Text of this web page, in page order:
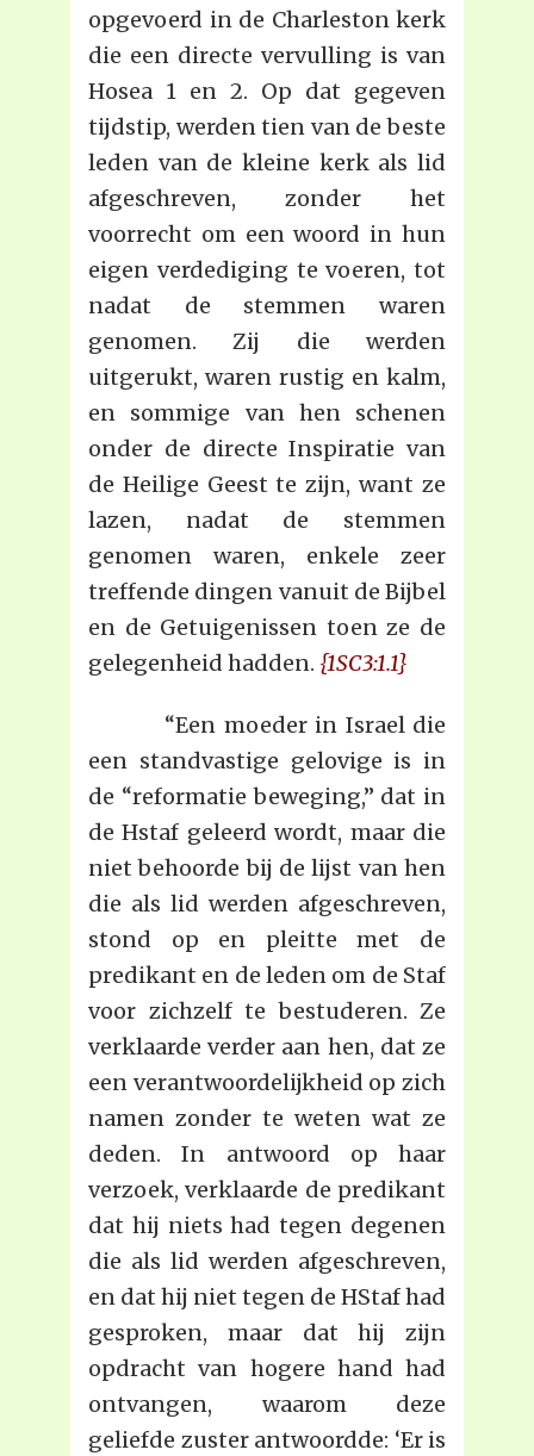
opgevoerd in de Charleston kerk
die een directe vervulling is van
Hosea 1 en 2. Op dat gegeven
tijdstip, werden tien van de beste
leden van de kleine kerk als lid
afgeschreven, zonder het
voorrecht om een woord in hun
eigen verdediging te voeren, tot
nadat de stemmen waren
genomen. Zij die werden
uitgerukt, waren rustig en kalm,
en sommige van hen schenen
onder de directe Inspiratie van
de Heilige Geest te zijn, want ze
lazen, nadat de stemmen
genomen waren, enkele zeer
treffende dingen vanuit de Bijbel
en de Getuigenissen toen ze de
gelegenheid hadden. {1SC3:1.1}
“Een moeder in Israel die
een standvastige gelovige is in
de “reformatie beweging,” dat in
de Hstaf geleerd wordt, maar die
niet behoorde bij de lijst van hen
die als lid werden afgeschreven,
stond op en pleitte met de
predikant en de leden om de Staf
voor zichzelf te bestuderen. Ze
verklaarde verder aan hen, dat ze
een verantwoordelijkheid op zich
namen zonder te weten wat ze
deden. In antwoord op haar
verzoek, verklaarde de predikant
dat hij niets had tegen degenen
die als lid werden afgeschreven,
en dat hij niet tegen de HStaf had
gesproken, maar dat hij zijn
opdracht van hogere hand had
ontvangen, waarom deze
geliefde zuster antwoordde: ‘Er is